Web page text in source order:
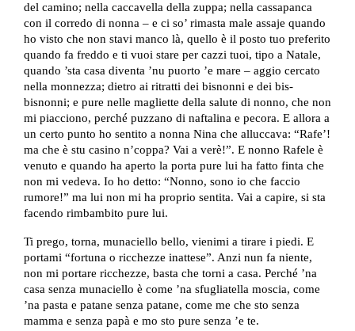
del camino; nella caccavella della zuppa; nella cassapanca
con il corredo di nonna – e ci so’ rimasta male assaje quando
ho visto che non stavi manco là, quello è il posto tuo preferito
quando fa freddo e ti vuoi stare per cazzi tuoi, tipo a Natale,
quando ’sta casa diventa ’nu puorto ’e mare – aggio cercato
nella monnezza; dietro ai ritratti dei bisnonni e dei bis-
bisnonni; e pure nelle magliette della salute di nonno, che non
mi piacciono, perché puzzano di naftalina e pecora. E allora a
un certo punto ho sentito a nonna Nina che alluccava: “Rafe’!
ma che è stu casino n’coppa? Vai a verè!”. E nonno Rafele è
venuto e quando ha aperto la porta pure lui ha fatto finta che
non mi vedeva. Io ho detto: “Nonno, sono io che faccio
rumore!” ma lui non mi ha proprio sentita. Vai a capire, si sta
facendo rimbambito pure lui.
Ti prego, torna, munaciello bello, vienimi a tirare i piedi. E
portami “fortuna o ricchezze inattese”. Anzi nun fa niente,
non mi portare ricchezze, basta che torni a casa. Perché ’na
casa senza munaciello è come ’na sfugliatella moscia, come
’na pasta e patane senza patane, come me che sto senza
mamma e senza papà e mo sto pure senza ’e te.